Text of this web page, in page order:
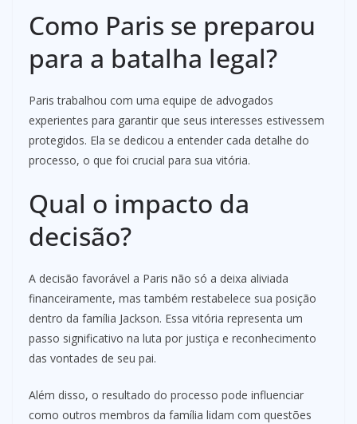
Como Paris se preparou
para a batalha legal?
Paris trabalhou com uma equipe de advogados
experientes para garantir que seus interesses estivessem
protegidos. Ela se dedicou a entender cada detalhe do
processo, o que foi crucial para sua vitória.
Qual o impacto da
decisão?
A decisão favorável a Paris não só a deixa aliviada
financeiramente, mas também restabelece sua posição
dentro da família Jackson. Essa vitória representa um
passo significativo na luta por justiça e reconhecimento
das vontades de seu pai.
Além disso, o resultado do processo pode influenciar
como outros membros da família lidam com questões